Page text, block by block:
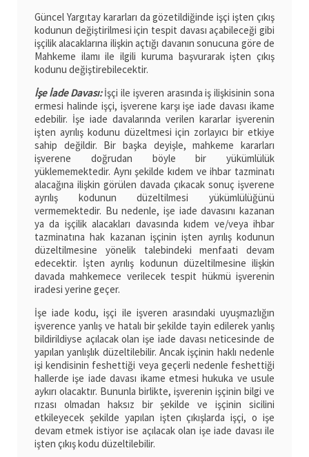
Güncel Yargıtay kararları da gözetildiğinde işçi işten çıkış
kodunun değiştirilmesi için tespit davası açabileceği gibi
işçilik alacaklarına ilişkin açtığı davanın sonucuna göre de
Mahkeme ilamı ile ilgili kuruma başvurarak işten çıkış
kodunu değiştirebilecektir.
İşe İade Davası:İşçi ile işveren arasında iş ilişkisinin sona
ermesi halinde işçi, işverene karşı işe iade davası ikame
edebilir. İşe iade davalarında verilen kararlar işverenin
işten ayrılış kodunu düzeltmesi için zorlayıcı bir etkiye
sahip değildir. Bir başka deyişle, mahkeme kararları
işverene doğrudan böyle bir yükümlülük
yüklememektedir. Aynı şekilde kıdem ve ihbar tazminatı
alacağına ilişkin görülen davada çıkacak sonuç işverene
ayrılış kodunun düzeltilmesi yükümlülüğünü
vermemektedir. Bu nedenle, işe iade davasını kazanan
ya da işçilik alacakları davasında kıdem ve/veya ihbar
tazminatına hak kazanan işçinin işten ayrılış kodunun
düzeltilmesine yönelik talebindeki menfaati devam
edecektir. İşten ayrılış kodunun düzeltilmesine ilişkin
davada mahkemece verilecek tespit hükmü işverenin
iradesi yerine geçer.
İşe iade kodu, işçi ile işveren arasındaki uyuşmazlığın
işverence yanlış ve hatalı bir şekilde tayin edilerek yanlış
bildirildiyse açılacak olan işe iade davası neticesinde de
yapılan yanlışlık düzeltilebilir. Ancak işçinin haklı nedenle
işi kendisinin feshettiği veya geçerli nedenle feshettiği
hallerde işe iade davası ikame etmesi hukuka ve usule
aykırı olacaktır. Bununla birlikte, işverenin işçinin bilgi ve
rızası olmadan haksız bir şekilde ve işçinin sicilini
etkileyecek şekilde yapılan işten çıkışlarda işçi, o işe
devam etmek istiyor ise açılacak olan işe iade davası ile
işten çıkış kodu düzeltilebilir.